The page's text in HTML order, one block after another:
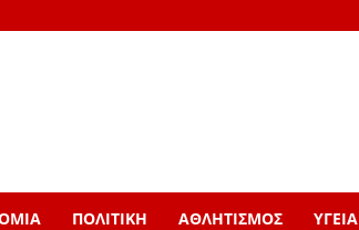
ΠΟΛΙΤΙΚΗ ΑΘΛΗΤΙΣΜΟΣ ΥΓΕΙΑ